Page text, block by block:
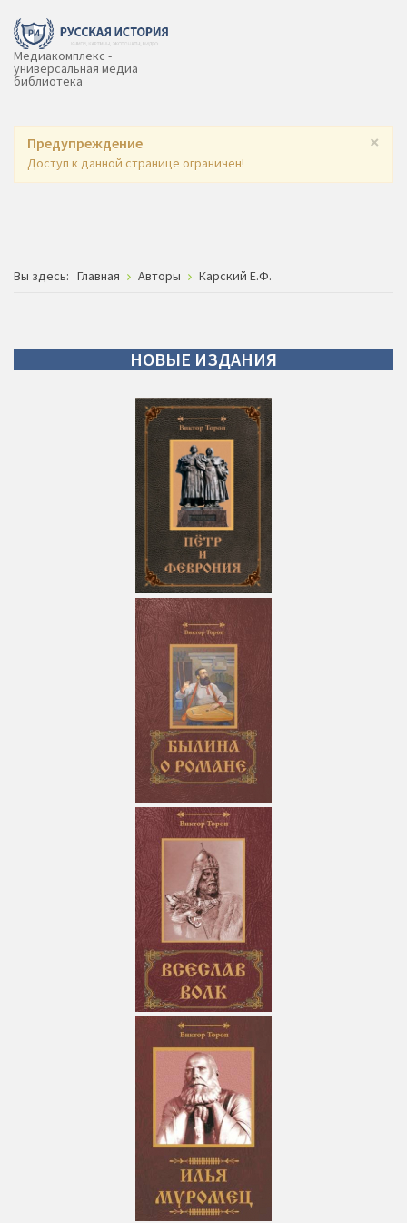
Медиакомплекс -
универсальная медиа
библиотека
×
Предупреждение
Доступ к данной странице ограничен!
Вы здесь: Главная Авторы Карский Е.Ф.
НОВЫЕ ИЗДАНИЯ